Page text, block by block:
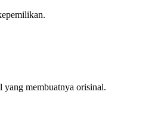
yang membuatnya orisinal.